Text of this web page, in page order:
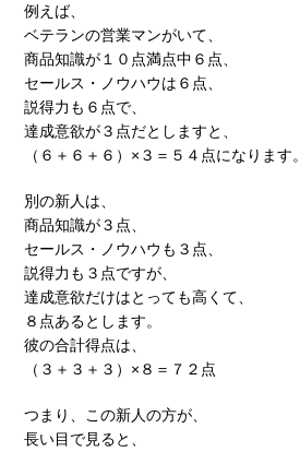
例えば、
ベテランの営業マンがいて、
商品知識が１０点満点中６点、
セールス・ノウハウは６点、
説得力も６点で、
達成意欲が３点だとしますと、
（６＋６＋６）×３＝５４点になります。
別の新人は、
商品知識が３点、
セールス・ノウハウも３点、
説得力も３点ですが、
達成意欲だけはとっても高くて、
８点あるとします。
彼の合計得点は、
（３＋３＋３）×８＝７２点
つまり、この新人の方が、
長い目で見ると、